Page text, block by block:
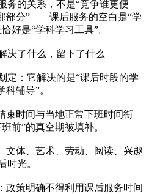
务的关系，不是“竞争谁更便
部分”——课后服务的空白是“学
好是“学科学习工具”。
决了什么，留下了什么
定：它解决的是“课后时段的学
辅导”。
束时间与当地正常下班时间衔
前”的真空期被填补。
文体、艺术、劳动、阅读、兴趣
时光。
政策明确不得利用课后服务时间